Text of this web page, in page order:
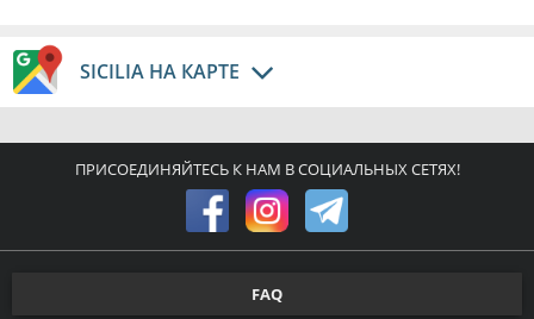
SICILIA НА КАРТЕ
ПРИСОЕДИНЯЙТЕСЬ К НАМ В СОЦИАЛЬНЫХ СЕТЯХ!
FAQ